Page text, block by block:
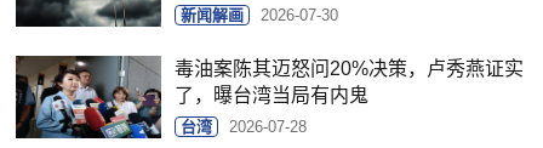
新闻解画 2026-07-30
毒油案陈其迈怒问20%决策，卢秀燕证实
了，曝台湾当局有内鬼
台湾 2026-07-28